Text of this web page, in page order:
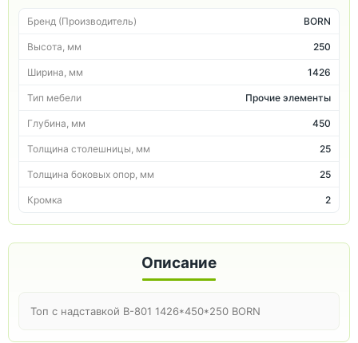
Описание
Топ с надставкой B-801 1426*450*250 BORN
Бренд (Производитель) BORN
Высота, мм 250
Ширина, мм 1426
Тип мебели Прочие элементы
Глубина, мм 450
Толщина столешницы, мм 25
Толщина боковых опор, мм 25
Кромка 2